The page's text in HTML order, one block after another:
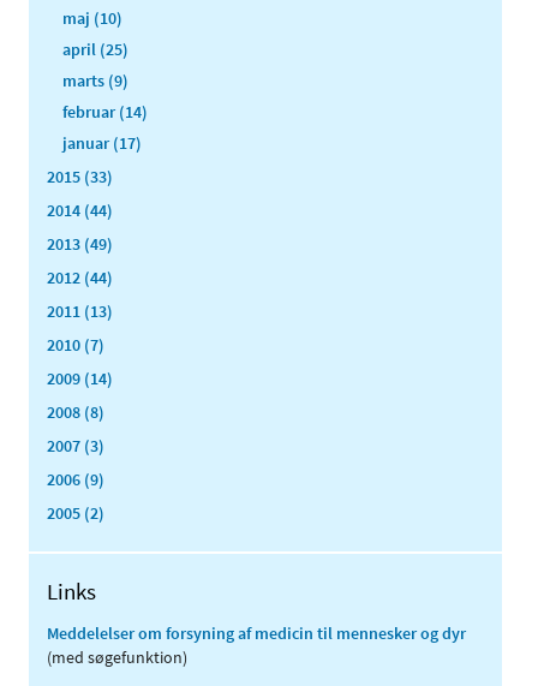
maj (10)
april (25)
marts (9)
februar (14)
januar (17)
2015 (33)
2014 (44)
2013 (49)
2012 (44)
2011 (13)
2010 (7)
2009 (14)
2008 (8)
2007 (3)
2006 (9)
2005 (2)
Links
Meddelelser om forsyning af medicin til mennesker og dyr
(med søgefunktion)